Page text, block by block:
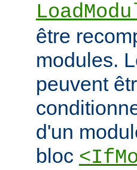
être
modules.
peuvent
d'un
bloc